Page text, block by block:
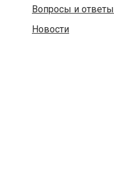
Вопросы и ответы
Новости